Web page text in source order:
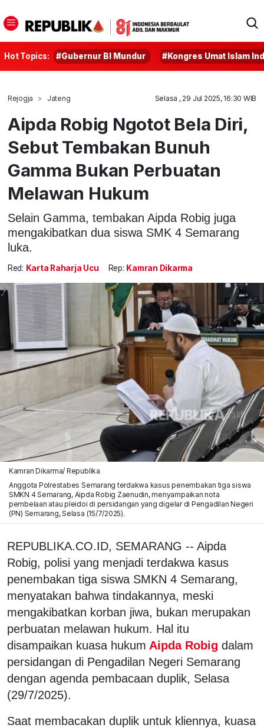
Hot Topics: #Gubernur BI Mundur #Kongres Umat Islam
Rejogja Jateng Selasa , 29 Jul 2025, 16:30 WIB
Aipda Robig Ngotot Bela Diri,
Sebut Tembakan Bunuh
Gamma Bukan Perbuatan
Melawan Hukum
Selain Gamma, tembakan Aipda Robig juga
mengakibatkan dua siswa SMK 4 Semarang
luka.
Red: Karta Raharja Ucu Rep: Kamran Dikarma
Kamran Dikarma/ Republika
Anggota Polrestabes Semarang terdakwa kasus penembakan tiga siswa
SMKN 4 Semarang, Aipda Robig Zaenudin, menyampaikan nota
pembelaan atau pleidoi di persidangan yang digelar di Pengadilan Negeri
(PN) Semarang, Selasa (15/7/2025).
REPUBLIKA.CO.ID, SEMARANG -- Aipda
Robig, polisi yang menjadi terdakwa kasus
penembakan tiga siswa SMKN 4 Semarang,
menyatakan bahwa tindakannya, meski
mengakibatkan korban jiwa, bukan merupakan
perbuatan melawan hukum. Hal itu
disampaikan kuasa hukum Aipda Robig dalam
persidangan di Pengadilan Negeri Semarang
dengan agenda pembacaan duplik, Selasa
(29/7/2025).
Saat membacakan duplik untuk kliennya, kuasa